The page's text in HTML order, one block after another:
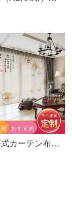
おすすめ
新中国式カーテン布糸客間の3 Dデジタルプリント家と富貴寝室の遮光窓ホテルのベランダ会所の事務風景の花の紗のカーテンを注文して作ってください。